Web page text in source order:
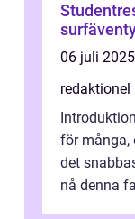
06 juli 2025
redaktionel
för många,
det
nå denna